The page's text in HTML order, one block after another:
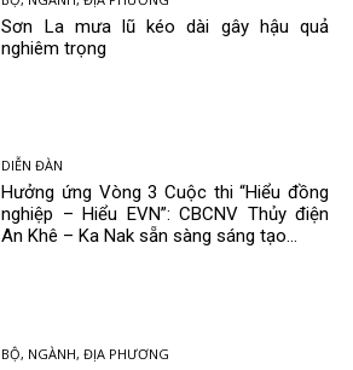
Sơn La mưa lũ kéo dài gây hậu quả
nghiêm trọng
DIỄN ĐÀN
Hưởng ứng Vòng 3 Cuộc thi “Hiểu đồng
nghiệp – Hiểu EVN”: CBCNV Thủy điện
An Khê – Ka Nak sẵn sàng sáng tạo...
BỘ, NGÀNH, ĐỊA PHƯƠNG